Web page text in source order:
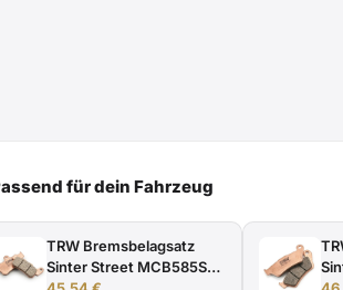
für dein Fahrzeug
TRW Bremsbelagsatz
Sinter Street MCB585SH